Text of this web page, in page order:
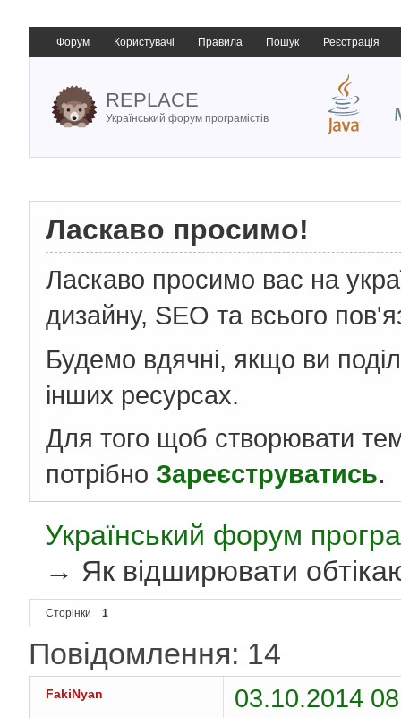
Форум Користувачі Правила Пошук Реєстрація
REPLACE
Український форум програмістів
Ласкаво просимо!
Ласкаво просимо вас на
дизайну, SEO та всього
Будемо вдячні, якщо ви
інших ресурсах.
Для того щоб створювати
потрібно Зареєструватись.
Український форум
→ Як відширювати
Сторінки 1
Повідомлення: 14
FakiNyan
03.10.2014